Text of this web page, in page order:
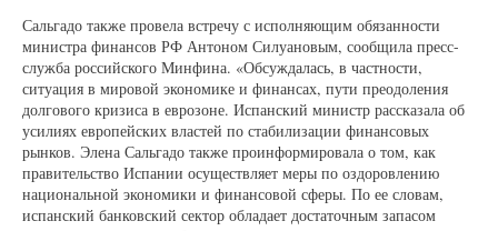
Сальгадо также провела встречу с исполняющим обязанности
министра финансов РФ Антоном Силуановым, сообщила пресс-
служба российского Минфина. «Обсуждалась, в частности,
ситуация в мировой экономике и финансах, пути преодоления
долгового кризиса в еврозоне. Испанский министр рассказала об
усилиях европейских властей по стабилизации финансовых
рынков. Элена Сальгадо также проинформировала о том, как
правительство Испании осуществляет меры по оздоровлению
национальной экономики и финансовой сферы. По ее словам,
испанский банковский сектор обладает достаточным запасом